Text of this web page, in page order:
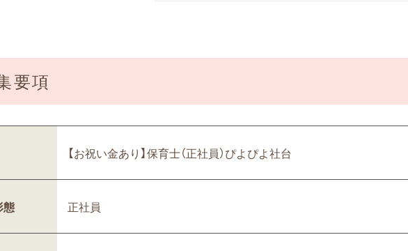
要項
【お祝い金あり】保育士（正社員）ぴよぴよ社台
態 正社員